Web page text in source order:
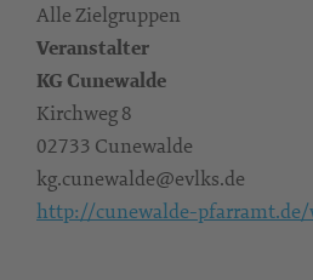
Alle Zielgruppen
Veranstalter
KG Cunewalde
Kirchweg 8
02733 Cunewalde
kg.cunewalde@evlks.de
http://cunewalde-pfarramt.de/